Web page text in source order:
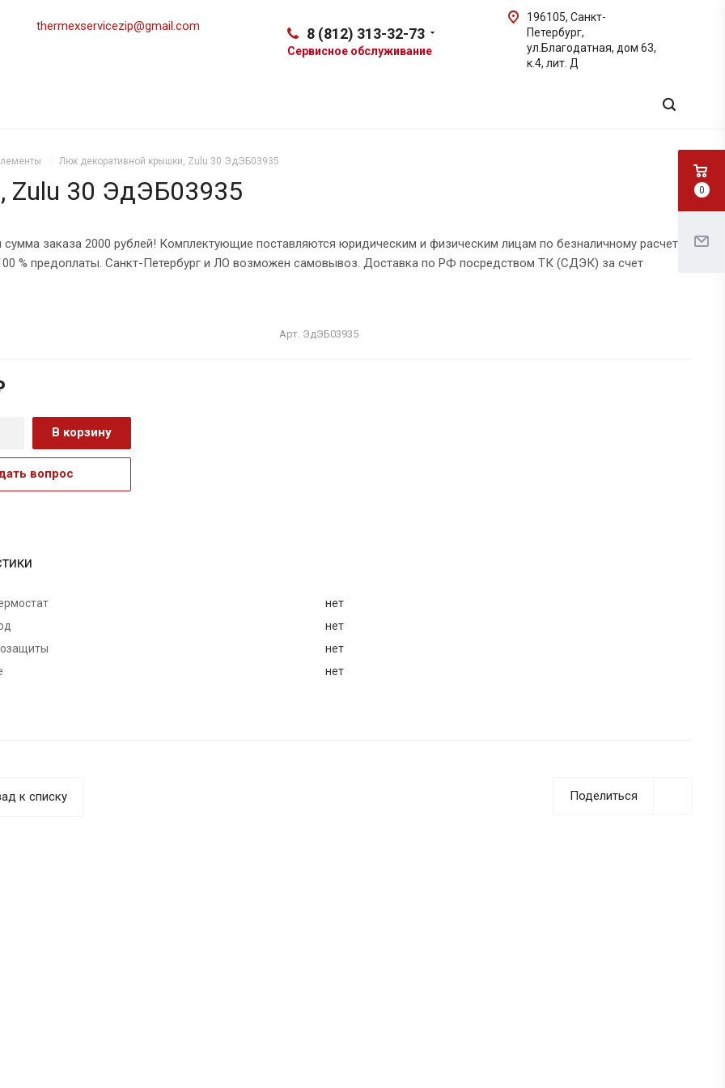
thermexservicezip@gmail.com 8 (812) 313-32-73
Сервисное обслуживание
196105,Санкт-
Петербург,
ул.Благодатная, дом 63,
к.4, лит. Д
Люк декоративной крышки, Zulu 30 ЭдЭБ03935
Zulu 30 ЭдЭБ03935
заказа 2000 рублей! Комплектующие поставляются юридическим и физическим лицам по безналичному расчету
% предоплаты. Санкт-Петербург и ЛО возможен самовывоз. Доставка по РФ посредством ТК (СДЭК) за счет
Арт. ЭдЭБ03935
В корзину
вопрос
нет
нет
нет
нет
Поделиться
к списку
0